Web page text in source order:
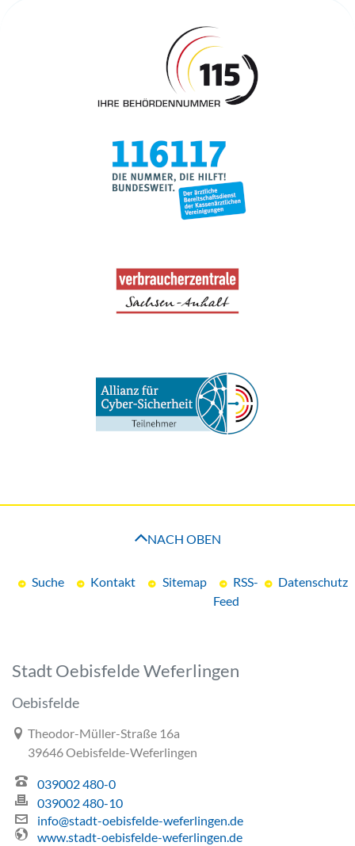
Suche Kontakt Sitemap
RSS-
Feed
Datenschutz
NACH OBEN
Stadt Oebisfelde Weferlingen
Oebisfelde
Link zur Google-Maps Navigation
Theodor-Müller-Straße 16a
39646 Oebisfelde-Weferlingen
039002 480-0
039002 480-10
info@stadt-oebisfelde-weferlingen.de
www.stadt-oebisfelde-weferlingen.de